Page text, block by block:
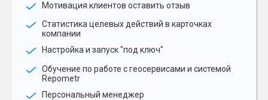
Мотивация клиентов оставить отзыв
Статистика целевых действий в карточках
компании
Настройка и запуск "под ключ"
Обучение по работе с геосервисами и системой
Repometr
Персональный менеджер